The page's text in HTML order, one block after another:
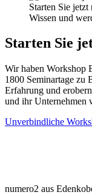
Starten Sie
Wissen und
Starten Sie
Wir haben Workshop
1800 Seminartage zu
Erfahrung und
und ihr Unternehmen
Unverbindliche
numero2 aus